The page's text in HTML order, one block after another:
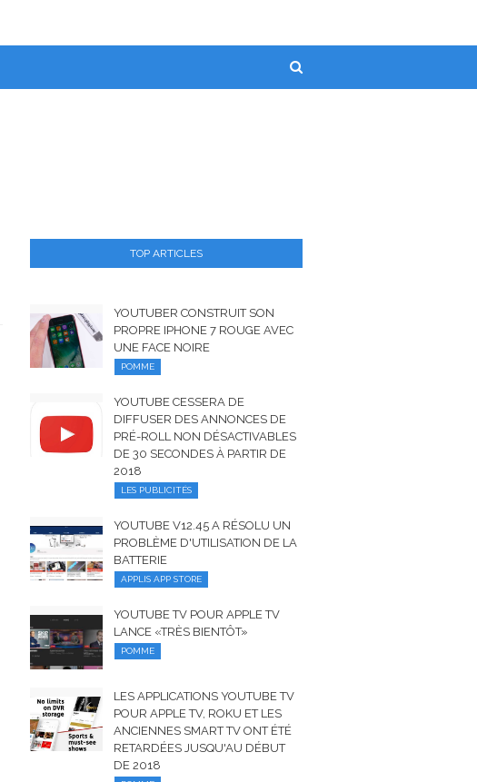
TOP ARTICLES
YOUTUBER CONSTRUIT SON
PROPRE IPHONE 7 ROUGE AVEC
UNE FACE NOIRE
POMME
YOUTUBE CESSERA DE
DIFFUSER DES ANNONCES DE
PRÉ-ROLL NON DÉSACTIVABLES
DE 30 SECONDES À PARTIR DE
2018
LES PUBLICITÉS
YOUTUBE V12.45 A RÉSOLU UN
PROBLÈME D'UTILISATION DE LA
BATTERIE
APPLIS APP STORE
YOUTUBE TV POUR APPLE TV
LANCE «TRÈS BIENTÔT»
POMME
LES APPLICATIONS YOUTUBE TV
POUR APPLE TV, ROKU ET LES
ANCIENNES SMART TV ONT ÉTÉ
RETARDÉES JUSQU'AU DÉBUT
DE 2018